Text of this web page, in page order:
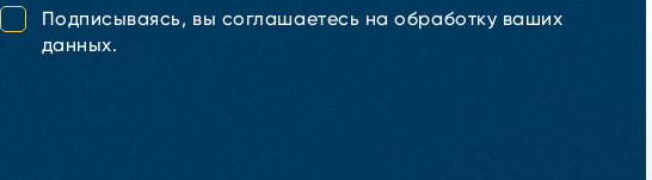
Подписываясь, вы соглашаетесь на обработку ваших
данных.